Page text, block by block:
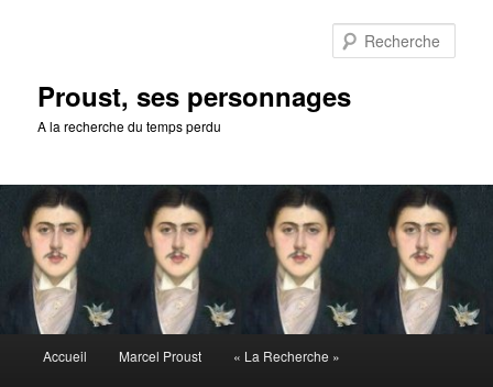
Proust, ses personnages
A la recherche du temps perdu
principal
Accueil Marcel Proust « La Recherche »